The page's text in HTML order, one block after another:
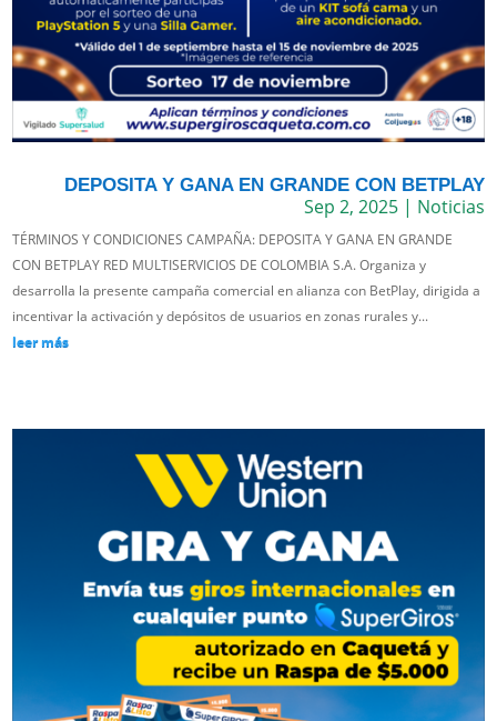
DEPOSITA Y GANA EN GRANDE CON BETPLAY
Sep 2, 2025| Noticias
TÉRMINOS Y CONDICIONES CAMPAÑA: DEPOSITA Y GANA EN GRANDE
CON BETPLAY RED MULTISERVICIOS DE COLOMBIA S.A. Organiza y
desarrolla la presente campaña comercial en alianza con BetPlay, dirigida a
incentivar la activación y depósitos de usuarios en zonas rurales y...
leer más